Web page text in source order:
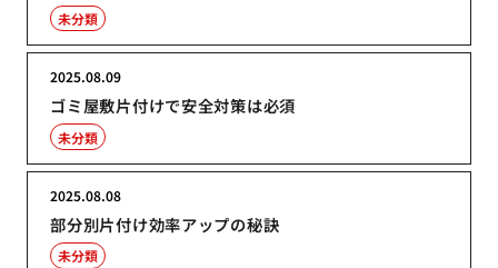
未分類
ゴミ屋敷片付けで安全対策は必須
2025.08.09
未分類
部分別片付け効率アップの秘訣
2025.08.08
未分類